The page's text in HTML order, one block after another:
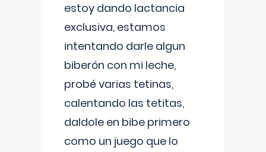
estoy dando lactancia
exclusiva, estamos
intentando darle algun
biberón con mi leche,
probé varias tetinas,
calentando las tetitas,
daldole en bibe primero
como un juego que lo